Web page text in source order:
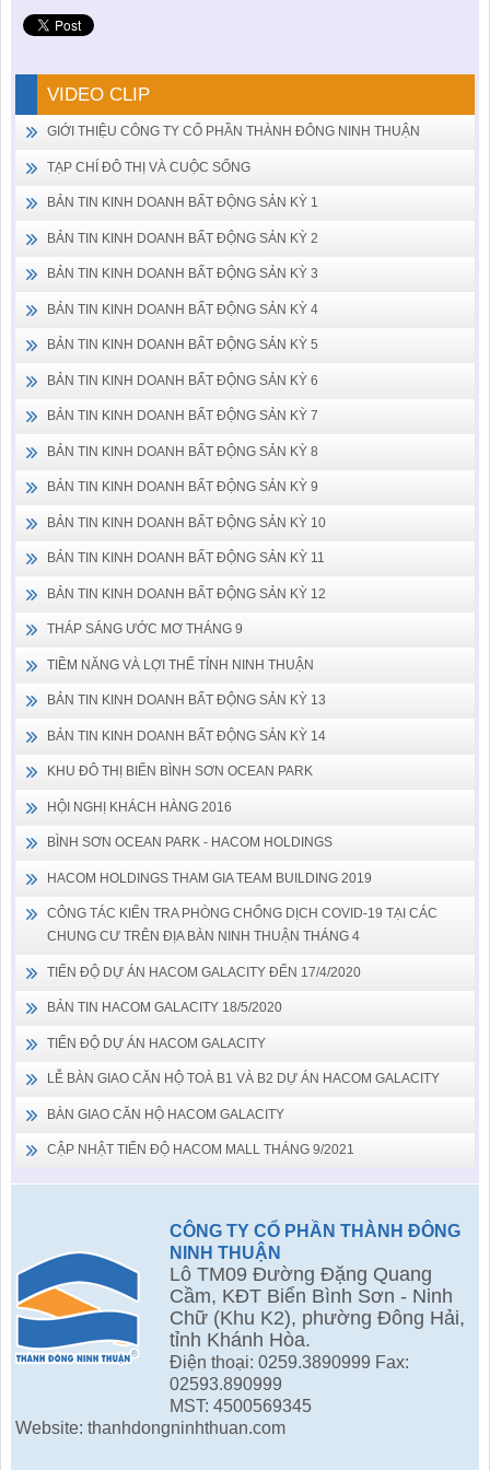
VIDEO CLIP
GIỚI THIỆU CÔNG TY CỔ PHẦN THÀNH ĐÔNG NINH THUẬN
TẠP CHÍ ĐÔ THỊ VÀ CUỘC SỐNG
BẢN TIN KINH DOANH BẤT ĐỘNG SẢN KỲ 1
BẢN TIN KINH DOANH BẤT ĐỘNG SẢN KỲ 2
BẢN TIN KINH DOANH BẤT ĐỘNG SẢN KỲ 3
BẢN TIN KINH DOANH BẤT ĐỘNG SẢN KỲ 4
BẢN TIN KINH DOANH BẤT ĐỘNG SẢN KỲ 5
BẢN TIN KINH DOANH BẤT ĐỘNG SẢN KỲ 6
BẢN TIN KINH DOANH BẤT ĐỘNG SẢN KỲ 7
BẢN TIN KINH DOANH BẤT ĐỘNG SẢN KỲ 8
BẢN TIN KINH DOANH BẤT ĐỘNG SẢN KỲ 9
BẢN TIN KINH DOANH BẤT ĐỘNG SẢN KỲ 10
BẢN TIN KINH DOANH BẤT ĐỘNG SẢN KỲ 11
BẢN TIN KINH DOANH BẤT ĐỘNG SẢN KỲ 12
THÁP SÁNG ƯỚC MƠ THÁNG 9
TIỀM NĂNG VÀ LỢI THẾ TỈNH NINH THUẬN
BẢN TIN KINH DOANH BẤT ĐỘNG SẢN KỲ 13
BẢN TIN KINH DOANH BẤT ĐỘNG SẢN KỲ 14
KHU ĐÔ THỊ BIỂN BÌNH SƠN OCEAN PARK
HỘI NGHỊ KHÁCH HÀNG 2016
BÌNH SƠN OCEAN PARK - HACOM HOLDINGS
HACOM HOLDINGS THAM GIA TEAM BUILDING 2019
CÔNG TÁC KIỂN TRA PHÒNG CHỐNG DỊCH COVID-19 TẠI CÁC
CHUNG CƯ TRÊN ĐỊA BÀN NINH THUẬN THÁNG 4
TIẾN ĐỘ DỰ ÁN HACOM GALACITY ĐẾN 17/4/2020
BẢN TIN HACOM GALACITY 18/5/2020
TIẾN ĐỘ DỰ ÁN HACOM GALACITY
LỄ BÀN GIAO CĂN HỘ TOÀ B1 VÀ B2 DỰ ÁN HACOM GALACITY
BÀN GIAO CĂN HỘ HACOM GALACITY
CẬP NHẬT TIẾN ĐỘ HACOM MALL THÁNG 9/2021
CÔNG TY CỔ PHẦN THÀNH ĐÔNG
NINH THUẬN
Lô TM09 Đường Đặng Quang
Cầm, KĐT Biển Bình Sơn - Ninh
Chữ (Khu K2), phường Đông Hải,
tỉnh Khánh Hòa.
Điện thoại: 0259.3890999 Fax:
02593.890999
MST: 4500569345
Website: thanhdongninhthuan.com